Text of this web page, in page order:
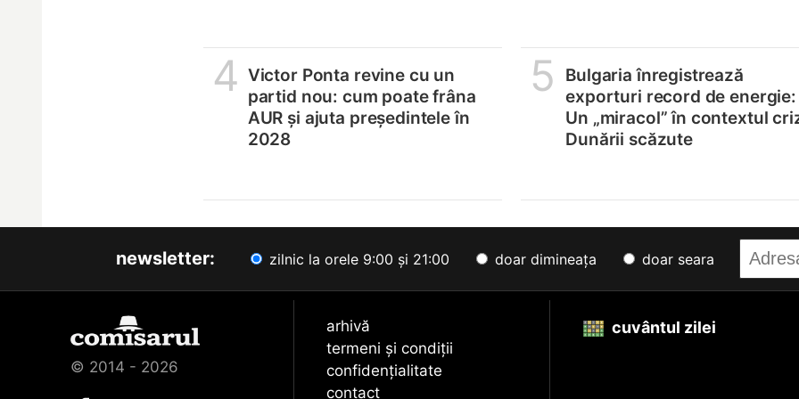
4 Victor Ponta revine cu un
partid nou: cum poate frâna
AUR și ajuta președintele în
2028
5
Bulgaria înregistrează
exporturi record de energie:
Un „miracol” în contextul
Dunării scăzute
newsletter: zilnic la orele 9:00 și 21:00 doar dimineața doar seara
© 2014 - 2026
arhivă
termeni și condiții
confidențialitate
contact
cuvântul zilei